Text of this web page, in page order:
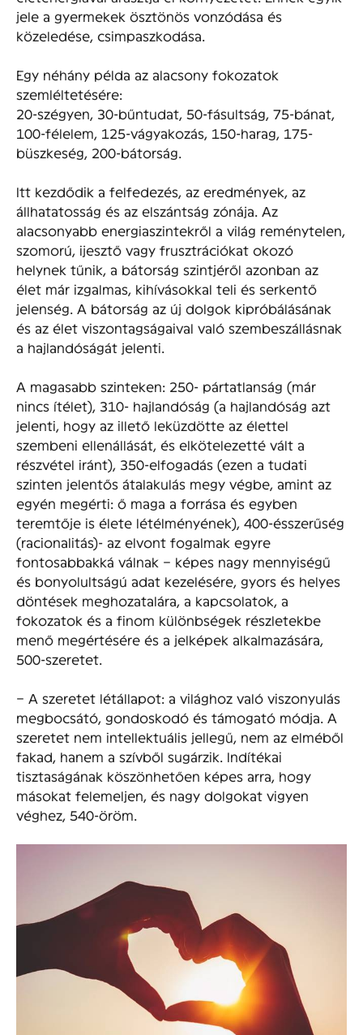
jele a gyermekek ösztönös vonzódása és
közeledése, csimpaszkodása.
Egy néhány példa az alacsony fokozatok
szemléltetésére:
20-szégyen, 30-bűntudat, 50-fásultság, 75-bánat,
100-félelem, 125-vágyakozás, 150-harag, 175-
büszkeség, 200-bátorság.
Itt kezdődik a felfedezés, az eredmények, az
állhatatosság és az elszántság zónája. Az
alacsonyabb energiaszintekről a világ reménytelen,
szomorú, ijesztő vagy frusztrációkat okozó
helynek tűnik, a bátorság szintjéről azonban az
élet már izgalmas, kihívásokkal teli és serkentő
jelenség. A bátorság az új dolgok kipróbálásának
és az élet viszontagságaival való szembeszállásnak
a hajlandóságát jelenti.
A magasabb szinteken: 250- pártatlanság (már
nincs ítélet), 310- hajlandóság (a hajlandóság azt
jelenti, hogy az illető leküzdötte az élettel
szembeni ellenállását, és elkötelezetté vált a
részvétel iránt), 350-elfogadás (ezen a tudati
szinten jelentős átalakulás megy végbe, amint az
egyén megérti: ő maga a forrása és egyben
teremtője is élete létélményének), 400-ésszerűség
(racionalitás)- az elvont fogalmak egyre
fontosabbakká válnak – képes nagy mennyiségű
és bonyolultságú adat kezelésére, gyors és helyes
döntések meghozatalára, a kapcsolatok, a
fokozatok és a finom különbségek részletekbe
menő megértésére és a jelképek alkalmazására,
500-szeretet.
– A szeretet létállapot: a világhoz való viszonyulás
megbocsátó, gondoskodó és támogató módja. A
szeretet nem intellektuális jellegű, nem az elméből
fakad, hanem a szívből sugárzik. Indítékai
tisztaságának köszönhetően képes arra, hogy
másokat felemeljen, és nagy dolgokat vigyen
véghez, 540-öröm.